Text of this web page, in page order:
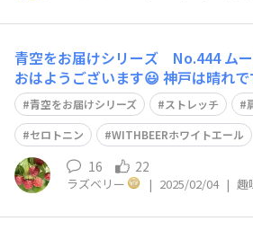
青空をお届けシリーズ No.444 ム
おはようございます😃 神戸は晴れ
度、予想最高気温は5度です🥶 今日のストレッチは、難易
度⭐️⭐️ 立ってでも座ってでも大丈夫です。 骨盤を立てて、
下腹を引き上げて背筋を伸ばします
安定させます
青空をお届けシリーズ ストレッチ
セロトニン
WITHBEERホワイトエール
16 22
ラズベリー | 2025/02/04 | 趣